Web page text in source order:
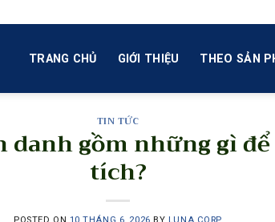
TRANG CHỦ GIỚI THIỆU THEO SẢN
TIN TỨC
danh gồm những gì
tích?
POSTED ON 10 THÁNG 6, 2026 BY LUNA CORP